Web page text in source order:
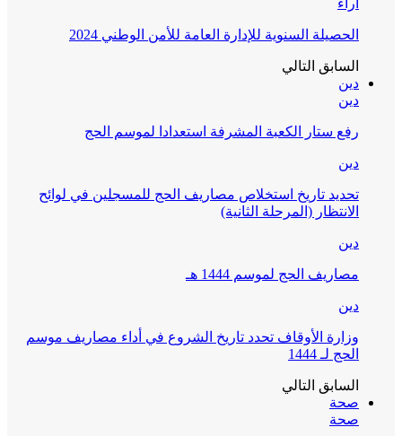
آراء
الحصيلة السنوية للإدارة العامة للأمن الوطني 2024
السابق التالي
دين
دين
رفع ستار الكعبة المشرفة استعدادا لموسم الحج
دين
تحديد تاريخ استخلاص مصاريف الحج للمسجلين في لوائح
الانتظار (المرحلة الثانية)
دين
مصاريف الحج لموسم 1444 هـ
دين
وزارة الأوقاف تحدد تاريخ الشروع في أداء مصاريف موسم
الحج لـ 1444
السابق التالي
صحة
صحة